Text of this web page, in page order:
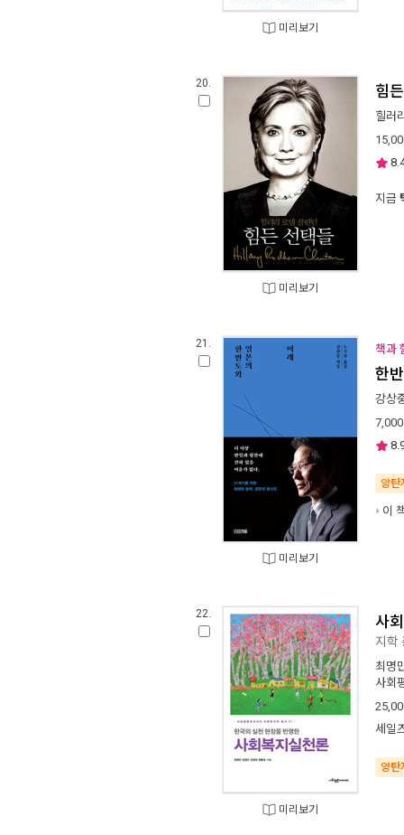
미리보기
20.
미리보기
힘
힐러
지금
21.
미리보기
책과
한
강상
7,000
양탄
이
22.
미리보기
사
지학
최명
사회
세일
양탄